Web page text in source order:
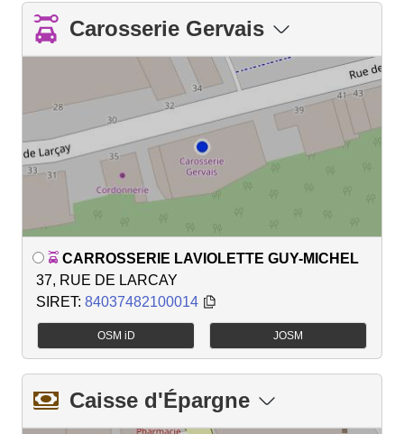
Carosserie Gervais
CARROSSERIE LAVIOLETTE GUY-MICHEL
37, RUE DE LARCAY
SIRET: 84037482100014
OSM iD JOSM
Caisse d'Épargne